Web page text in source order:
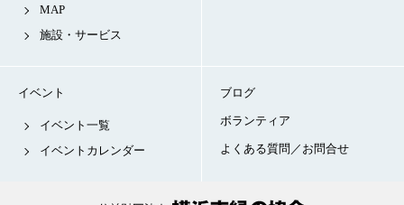
MAP
施設・サービス
イベント
イベント一覧
イベントカレンダー
ブログ
ボランティア
よくある質問／お問合せ